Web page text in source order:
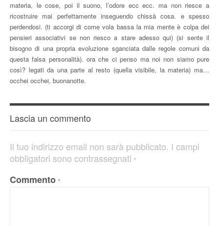
materia, le cose, poi il suono, l’odore ecc ecc. ma non riesce a
ricostruire mai perfettamente inseguendo chissà cosa. e spesso
perdendosi. (ti accorgi di come vola bassa la mia mente è colpa dei
pensieri associativi se non riesco a stare adesso qui) (si sente il
bisogno di una propria evoluzione sganciata dalle regole comuni da
questa falsa personalità). ora che ci penso ma noi non siamo pure
così? legati da una parte al resto (quella visibile, la materia) ma…
occhei occhei, buonanotte.
Lascia un commento
Il tuo indirizzo email non sarà pubblicato. I campi
obbligatori sono contrassegnati *
Commento *